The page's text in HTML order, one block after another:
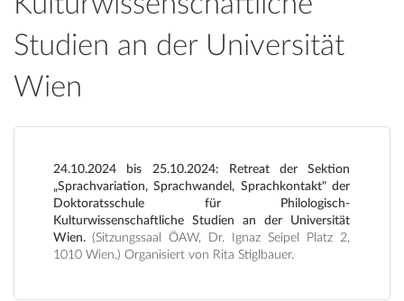
Studien an der Universität
Wien
24.10.2024 bis 25.10.2024: Retreat der Sektion
„Sprachvariation, Sprachwandel, Sprachkontakt" der
Doktoratsschule für Philologisch-
Kulturwissenschaftliche Studien an der Universität
Wien. (Sitzungssaal ÖAW, Dr. Ignaz Seipel Platz 2,
1010 Wien.) Organisiert von Rita Stiglbauer.